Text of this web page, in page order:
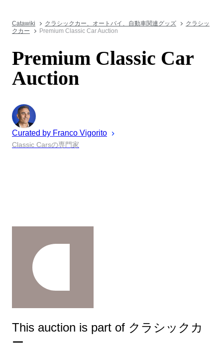
Catawiki クラシックカー、オートバイ、自動車関連グッズ
クラシッ
クカー
Premium Classic Car Auction
Premium Classic Car
Auction
Curated by Franco Vigorito
Classic Carsの専門家
This auction is part of クラシックカ
ー